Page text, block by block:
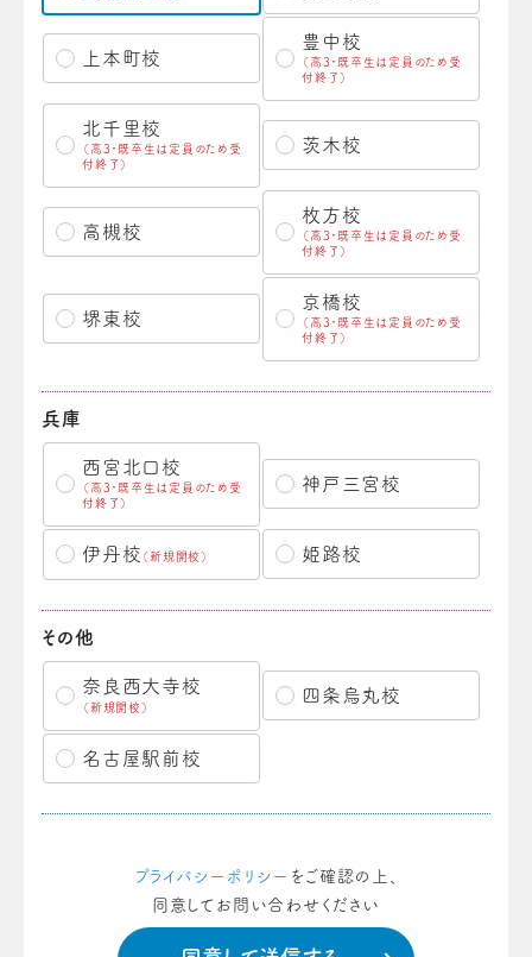
上本町校
豊中校
（高3・既卒生は定員のため受
付終了）
北千里校
（高3・既卒生は定員のため受
付終了）
茨木校
高槻校
枚方校
（高3・既卒生は定員のため受
付終了）
堺東校
京橋校
（高3・既卒生は定員のため受
付終了）
兵庫
西宮北口校
（高3・既卒生は定員のため受
付終了）
神戸三宮校
伊丹校 （新規開校） 姫路校
その他
奈良西大寺校
（新規開校）
四条烏丸校
名古屋駅前校
プライバシーポリシー をご確認の上、
同意してお問い合わせください